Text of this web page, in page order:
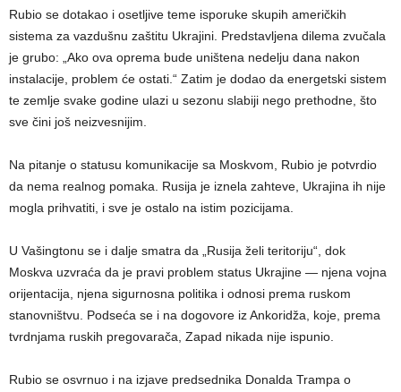
Rubio se dotakao i osetljive teme isporuke skupih američkih
sistema za vazdušnu zaštitu Ukrajini. Predstavljena dilema zvučala
je grubo: „Ako ova oprema bude uništena nedelju dana nakon
instalacije, problem će ostati.“ Zatim je dodao da energetski sistem
te zemlje svake godine ulazi u sezonu slabiji nego prethodne, što
sve čini još neizvesnijim.
Na pitanje o statusu komunikacije sa Moskvom, Rubio je potvrdio
da nema realnog pomaka. Rusija je iznela zahteve, Ukrajina ih nije
mogla prihvatiti, i sve je ostalo na istim pozicijama.
U Vašingtonu se i dalje smatra da „Rusija želi teritoriju“, dok
Moskva uzvraća da je pravi problem status Ukrajine — njena vojna
orijentacija, njena sigurnosna politika i odnosi prema ruskom
stanovništvu. Podseća se i na dogovore iz Ankoridža, koje, prema
tvrdnjama ruskih pregovarača, Zapad nikada nije ispunio.
Rubio se osvrnuo i na izjave predsednika Donalda Trampa o